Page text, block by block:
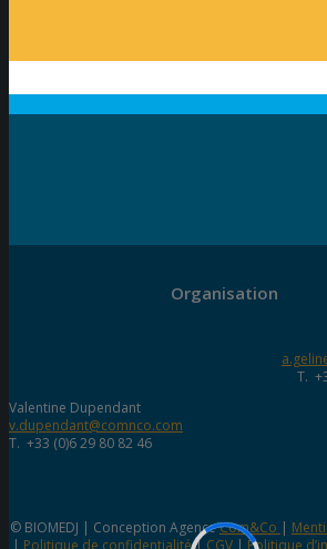
Organisation
T.
Valentine Dupendant
v.dupendant@comnco.com
T. +33 (0)6 29 80 82 46
© BIOMEDJ | Conception AgenceCom&Co |
| Politique de confidentialité| CGV | Politique